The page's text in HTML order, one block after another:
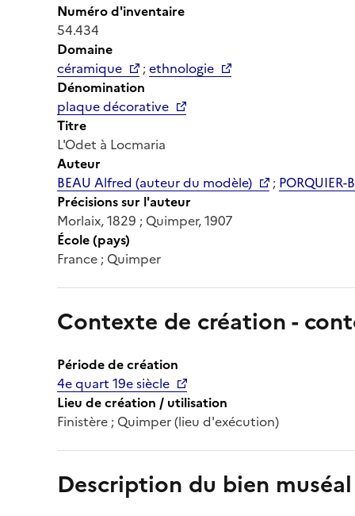
Numéro d'inventaire
54.434
Domaine
céramique
;ethnologie
Dénomination
plaque décorative
Titre
L'Odet à Locmaria
Auteur
BEAU Alfred (auteur du modèle)
;
Précisions sur l'auteur
Morlaix, 1829 ; Quimper, 1907
École (pays)
France ; Quimper
Contexte de création -
Période de création
4e quart 19e siècle
Lieu de création / utilisation
Finistère ; Quimper (lieu d'exécution)
Description du bien muséal